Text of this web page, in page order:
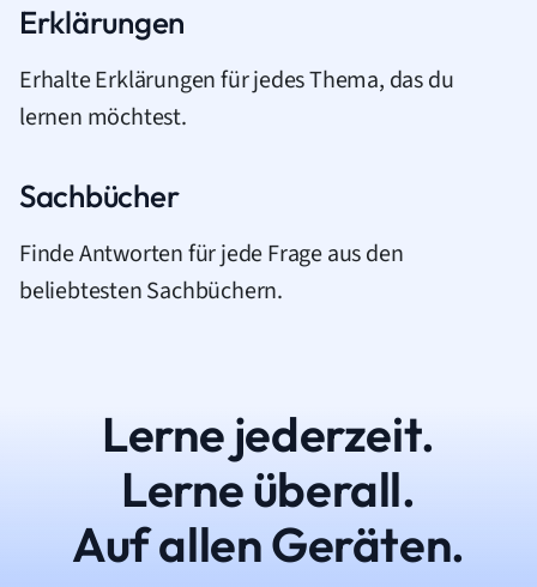
Erklärungen
Erhalte Erklärungen für jedes Thema, das du
lernen möchtest.
Sachbücher
Finde Antworten für jede Frage aus den
beliebtesten Sachbüchern.
Lerne jederzeit.
Lerne überall.
Auf allen Geräten.